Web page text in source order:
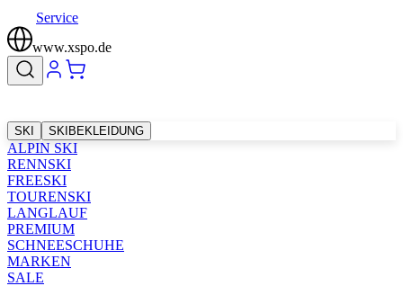
Service
www.xspo.de
SKI SKIBEKLEIDUNG
ALPIN SKI
RENNSKI
FREESKI
TOURENSKI
LANGLAUF
PREMIUM
SCHNEESCHUHE
MARKEN
SALE